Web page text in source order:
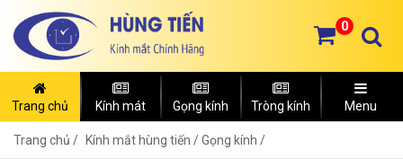
0
Trang chủ Kính mát Gọng kính Tròng kính Menu
Trang chủ Kính mắt hùng tiến /Gọng kính /